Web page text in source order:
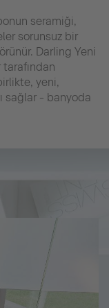
seramiği,
sorunsuz bir
Darling Yeni
yeni,
sağlar - banyoda